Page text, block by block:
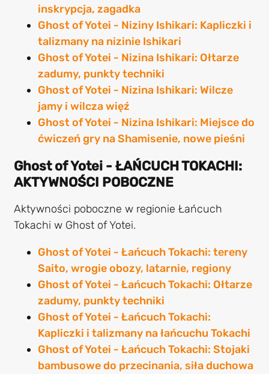
inskrypcja, zagadka
Ghost of Yotei - Niziny Ishikari: Kapliczki i
talizmany na nizinie Ishikari
Ghost of Yotei - Nizina Ishikari: Ołtarze
zadumy, punkty techniki
Ghost of Yotei - Nizina Ishikari: Wilcze
jamy i wilcza więź
Ghost of Yotei - Nizina Ishikari: Miejsce do
ćwiczeń gry na Shamisenie, nowe pieśni
Ghost of Yotei - ŁAŃCUCH TOKACHI:
AKTYWNOŚCI POBOCZNE
Aktywności poboczne w regionie Łańcuch
Tokachi w Ghost of Yotei.
Ghost of Yotei - Łańcuch Tokachi: tereny
Saito, wrogie obozy, latarnie, regiony
Ghost of Yotei - Łańcuch Tokachi: Ołtarze
zadumy, punkty techniki
Ghost of Yotei - Łańcuch Tokachi:
Kapliczki i talizmany na łańcuchu Tokachi
Ghost of Yotei - Łańcuch Tokachi: Stojaki
bambusowe do przecinania, siła duchowa